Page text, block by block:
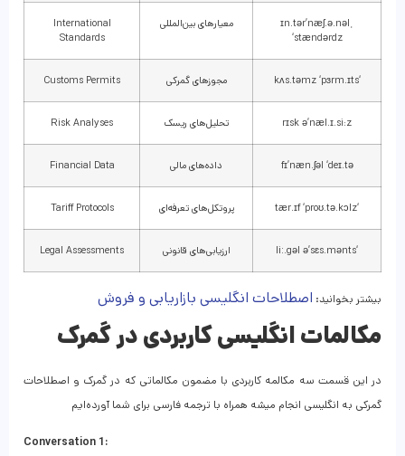
ˌɪn.tər’næʃ.ə.nəl
‘stændərdz
معیارهای بین‌المللی
International
Standards
‘kʌs.təmz ‘pɜrm.ɪts مجوزهای گمرکی Customs Permits
rɪsk ə’næl.ɪ.si:z تحلیل‌های ریسک Risk Analyses
fɪ’næn.ʃəl ‘deɪ.tə داده‌های مالی Financial Data
‘tær.ɪf ‘proʊ.tə.kɔlz پروتکل‌های تعرفه‌ای Tariff Protocols
‘liː.gəl ə’sɛs.mənts ارزیابی‌های قانونی Legal Assessments
بیشتر بخوانید: اصطلاحات انگلیسی بازاریابی و فروش
مکالمات انگلیسی کاربردی در گمرک
در این قسمت سه مکالمه کاربردی با مضمون مکالماتی که در گمرک و اصطلاحات
گمرکی به انگلیسی انجام میشه همراه با ترجمه فارسی برای شما آورده‌ایم
:Conversation 1